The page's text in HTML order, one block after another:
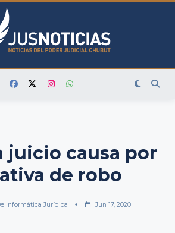
juicio causa por
de robo
Informática Jurídica Jun 17, 2020